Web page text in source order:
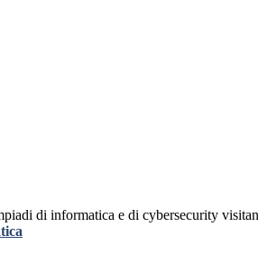
di informatica e di cybersecurity